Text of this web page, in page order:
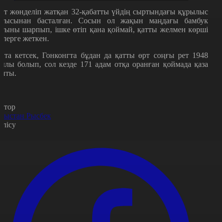
жөнделіп жатқан 32-қабатты үйдің сыртындағы құрылыс
басталған. Сосын ол жақын маңдағы бамбук
шарпып, ішке өтіп қана қоймай, қатты желмен көрші
жеткен.
кетсек, Гонконгта бұдан да қатты өрт соңғы рет 1948
болып, сол кезде 171 адам отқа оранған қоймада қаза
Рысбек